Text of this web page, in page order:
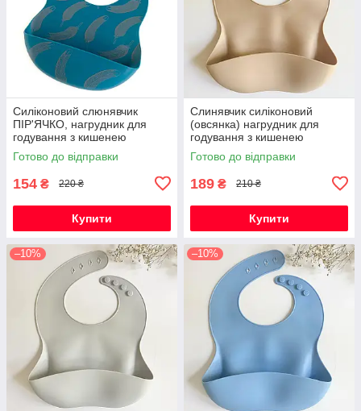
Силіконовий слюнявчик
ПІР'ЯЧКО, нагрудник для
годування з кишенею
Готово до відправки
154 ₴ 220 ₴
Купити
Слинявчик силіконовий
(овсянка) нагрудник для
годування з кишенею
Готово до відправки
189 ₴ 210 ₴
Купити
–10% –10%